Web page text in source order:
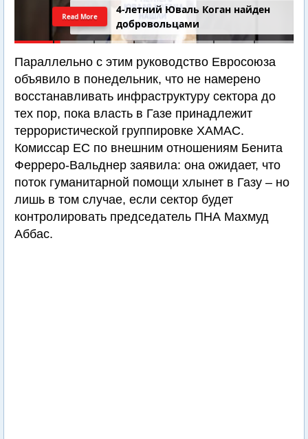
4-летний Юваль Коган найден
добровольцами
Read More
Параллельно с этим руководство Евросоюза
объявило в понедельник, что не намерено
восстанавливать инфраструктуру сектора до
тех пор, пока власть в Газе принадлежит
террористической группировке ХАМАС.
Комиссар ЕС по внешним отношениям Бенита
Ферреро-Вальднер заявила: она ожидает, что
поток гуманитарной помощи хлынет в Газу – но
лишь в том случае, если сектор будет
контролировать председатель ПНА Махмуд
Аббас.